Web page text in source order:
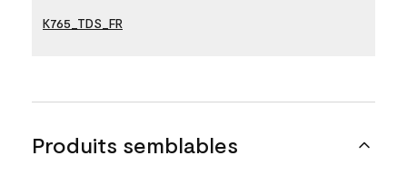
K765_TDS_FR
Produits semblables